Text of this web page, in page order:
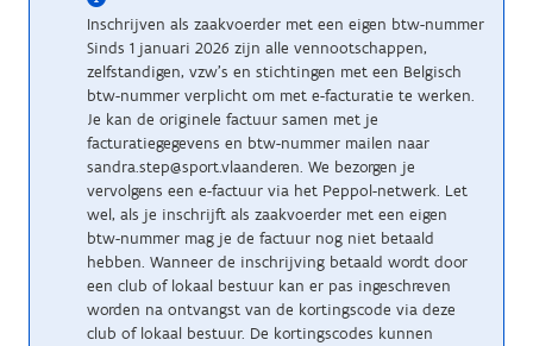
Inschrijven als zaakvoerder met een eigen btw-nummer
Sinds 1 januari 2026 zijn alle vennootschappen,
zelfstandigen, vzw’s en stichtingen met een Belgisch
btw-nummer verplicht om met e-facturatie te werken.
Je kan de originele factuur samen met je
facturatiegegevens en btw-nummer mailen naar
sandra.step@sport.vlaanderen. We bezorgen je
vervolgens een e-factuur via het Peppol-netwerk. Let
wel, als je inschrijft als zaakvoerder met een eigen
btw-nummer mag je de factuur nog niet betaald
hebben. Wanneer de inschrijving betaald wordt door
een club of lokaal bestuur kan er pas ingeschreven
worden na ontvangst van de kortingscode via deze
club of lokaal bestuur. De kortingscodes kunnen